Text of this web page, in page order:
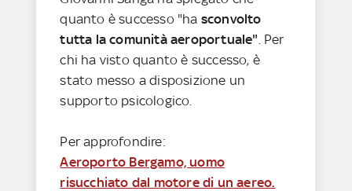
quanto è successo "ha sconvolto
tutta la comunità aeroportuale" . Per
chi ha visto quanto è successo, è
stato messo a disposizione un
supporto psicologico.
Per approfondire:
Aeroporto Bergamo, uomo
risucchiato dal motore di un aereo.